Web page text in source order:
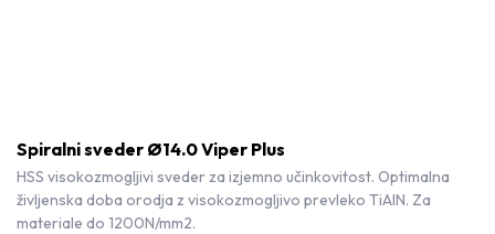
Spiralni sveder Ø14.0 Viper Plus
HSS visokozmogljivi sveder za izjemno učinkovitost. Optimalna
življenska doba orodja z visokozmogljivo prevleko TiAlN. Za
materiale do 1200N/mm2.